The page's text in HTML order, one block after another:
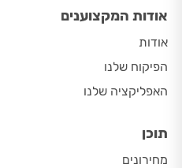
אודות המקצוענים
אודות
הפיקוח שלנו
האפליקציה שלנו
תוכן
מחירונים